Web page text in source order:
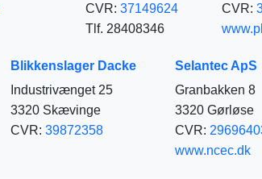
CVR: 37149624
Tlf. 28408346
CVR:
Blikkenslager Dacke
Industrivænget 25
3320 Skævinge
CVR: 39872358
Selantec ApS
Granbakken 8
3320 Gørløse
CVR:
www.ncec.dk